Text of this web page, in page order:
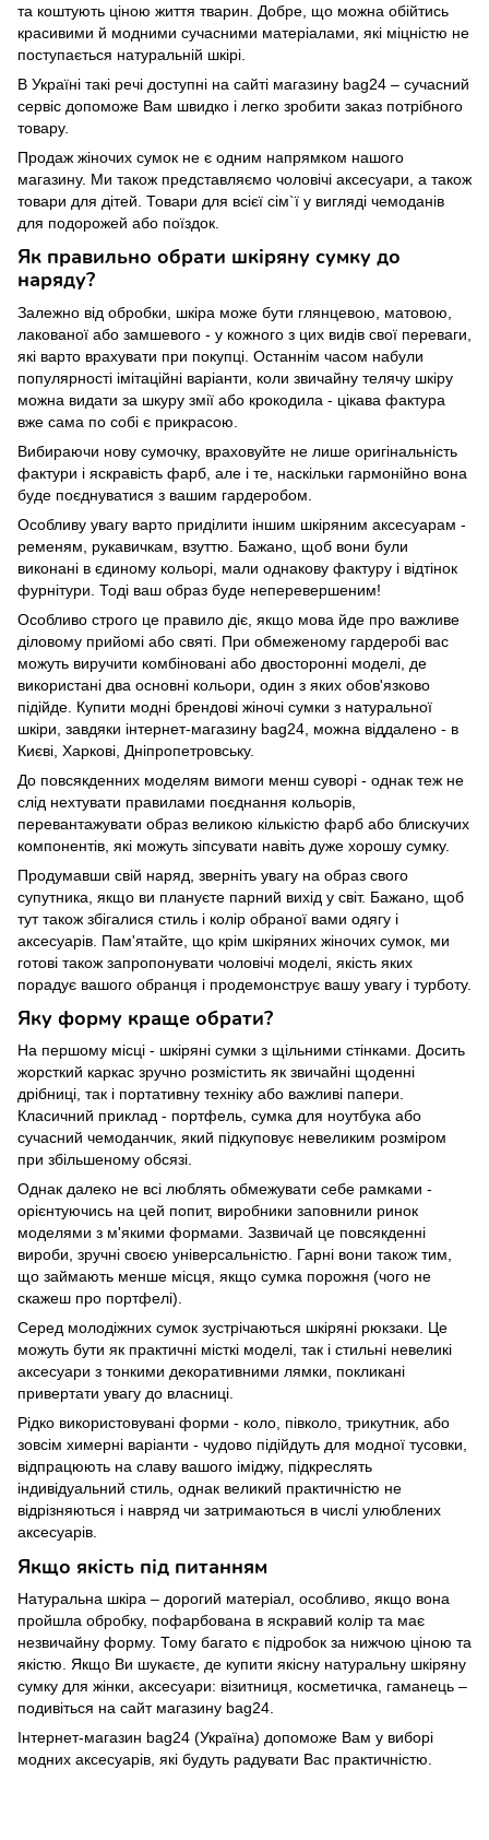
та коштують ціною життя тварин. Добре, що можна обійтись
красивими й модними сучасними матеріалами, які міцністю не
поступається натуральній шкірі.
В Україні такі речі доступні на сайті магазину bag24 – сучасний
сервіс допоможе Вам швидко і легко зробити заказ потрібного
товару.
Продаж жіночих сумок не є одним напрямком нашого
магазину. Ми також представляємо чоловічі аксесуари, а також
товари для дітей. Товари для всієї сім`ї у вигляді чемоданів
для подорожей або поїздок.
Як правильно обрати шкіряну сумку до
наряду?
Залежно від обробки, шкіра може бути глянцевою, матовою,
лакованої або замшевого - у кожного з цих видів свої переваги,
які варто врахувати при покупці. Останнім часом набули
популярності імітаційні варіанти, коли звичайну телячу шкіру
можна видати за шкуру змії або крокодила - цікава фактура
вже сама по собі є прикрасою.
Вибираючи нову сумочку, враховуйте не лише оригінальність
фактури і яскравість фарб, але і те, наскільки гармонійно вона
буде поєднуватися з вашим гардеробом.
Особливу увагу варто приділити іншим шкіряним аксесуарам -
ременям, рукавичкам, взуттю. Бажано, щоб вони були
виконані в єдиному кольорі, мали однакову фактуру і відтінок
фурнітури. Тоді ваш образ буде неперевершеним!
Особливо строго це правило діє, якщо мова йде про важливе
діловому прийомі або святі. При обмеженому гардеробі вас
можуть виручити комбіновані або двосторонні моделі, де
використані два основні кольори, один з яких обов'язково
підійде. Купити модні брендові жіночі сумки з натуральної
шкіри, завдяки інтернет-магазину bag24, можна віддалено - в
Києві, Харкові, Дніпропетровську.
До повсякденних моделям вимоги менш суворі - однак теж не
слід нехтувати правилами поєднання кольорів,
перевантажувати образ великою кількістю фарб або блискучих
компонентів, які можуть зіпсувати навіть дуже хорошу сумку.
Продумавши свій наряд, зверніть увагу на образ свого
супутника, якщо ви плануєте парний вихід у світ. Бажано, щоб
тут також збігалися стиль і колір обраної вами одягу і
аксесуарів. Пам'ятайте, що крім шкіряних жіночих сумок, ми
готові також запропонувати чоловічі моделі, якість яких
порадує вашого обранця і продемонструє вашу увагу і турботу.
Яку форму краще обрати?
На першому місці - шкіряні сумки з щільними стінками. Досить
жорсткий каркас зручно розмістить як звичайні щоденні
дрібниці, так і портативну техніку або важливі папери.
Класичний приклад - портфель, сумка для ноутбука або
сучасний чемоданчик, який підкуповує невеликим розміром
при збільшеному обсязі.
Однак далеко не всі люблять обмежувати себе рамками -
орієнтуючись на цей попит, виробники заповнили ринок
моделями з м'якими формами. Зазвичай це повсякденні
вироби, зручні своєю універсальністю. Гарні вони також тим,
що займають менше місця, якщо сумка порожня (чого не
скажеш про портфелі).
Серед молодіжних сумок зустрічаються шкіряні рюкзаки. Це
можуть бути як практичні місткі моделі, так і стильні невеликі
аксесуари з тонкими декоративними лямки, покликані
привертати увагу до власниці.
Рідко використовувані форми - коло, півколо, трикутник, або
зовсім химерні варіанти - чудово підійдуть для модної тусовки,
відпрацюють на славу вашого іміджу, підкреслять
індивідуальний стиль, однак великий практичністю не
відрізняються і навряд чи затримаються в числі улюблених
аксесуарів.
Якщо якість під питанням
Натуральна шкіра – дорогий матеріал, особливо, якщо вона
пройшла обробку, пофарбована в яскравий колір та має
незвичайну форму. Тому багато є підробок за нижчою ціною та
якістю. Якщо Ви шукаєте, де купити якісну натуральну шкіряну
сумку для жінки, аксесуари: візитниця, косметичка, гаманець –
подивіться на сайт магазину bag24.
Інтернет-магазин bag24 (Україна) допоможе Вам у виборі
модних аксесуарів, які будуть радувати Вас практичністю.